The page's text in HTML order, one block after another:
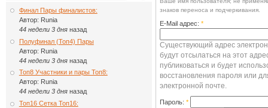
Финал Пары финалистов:
Автор: Runia
44 недели 3 дняназад
Полуфинал (Топ4) Пары
Автор: Runia
44 недели 3 дняназад
Топ8 Участники и пары Топ8:
Автор: Runia
44 недели 3 дняназад
Топ16 Сетка Топ16:
знаков переноса и подчеркивания.
E-Mail адрес: *
Существующий адрес
будут отсылаться на этот
публиковаться и будет
восстановления пароля или
электронной почте.
Пароль: *